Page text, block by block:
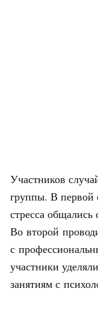
Участников
группы. В первой
стресса общались
Во второй
с
участники
занятиям с